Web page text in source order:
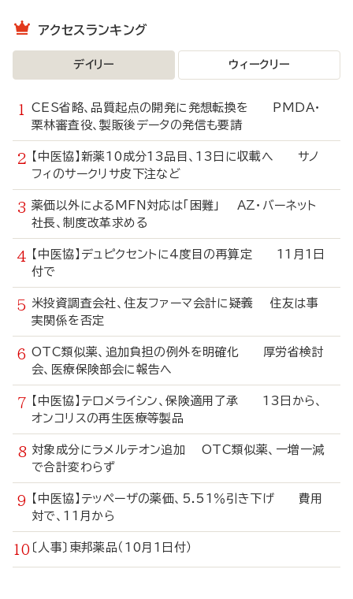
アクセスランキング
デイリー ウィークリー
CES省略、品質起点の開発に発想転換を PMDA・
栗林審査役、製販後データの発信も要請
【中医協】新薬10成分13品目、13日に収載へ サノ
フィのサークリサ皮下注など
薬価以外によるMFN対応は「困難」 AZ・バーネット
社長、制度改革求める
【中医協】デュピクセントに4度目の再算定 11月1日
付で
米投資調査会社、住友ファーマ会計に疑義 住友は事
実関係を否定
OTC類似薬、追加負担の例外を明確化 厚労省検討
会、医療保険部会に報告へ
【中医協】テロメライシン、保険適用了承 13日から、
オンコリスの再生医療等製品
対象成分にラメルテオン追加 OTC類似薬、一増一減
で合計変わらず
【中医協】テッペーザの薬価、5.51％引き下げ 費用
対で、11月から
〔人事〕東邦薬品（10月1日付）